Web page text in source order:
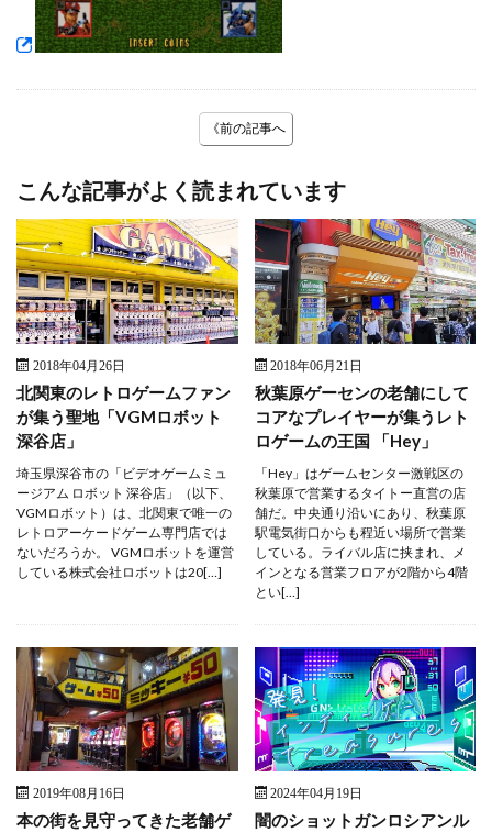
《前の記事へ
こんな記事がよく読まれています
2018年04月26日
北関東のレトロゲームファン
が集う聖地「VGMロボット
深谷店」
埼玉県深谷市の「ビデオゲームミュ
ージアム ロボット 深谷店」（以下、
VGMロボット）は、北関東で唯一の
レトロアーケードゲーム専門店では
ないだろうか。 VGMロボットを運営
している株式会社ロボットは20[…]
2018年06月21日
秋葉原ゲーセンの老舗にして
コアなプレイヤーが集うレト
ロゲームの王国 「Hey」
「Hey」はゲームセンター激戦区の
秋葉原で営業するタイトー直営の店
舗だ。中央通り沿いにあり、秋葉原
駅電気街口からも程近い場所で営業
している。ライバル店に挟まれ、メ
インとなる営業フロアが2階から4階
とい[…]
2019年08月16日
本の街を見守ってきた老舗ゲ
2024年04月19日
闇のショットガンロシアンル